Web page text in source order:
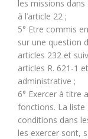
les missions
à l’article 22 ;
5° Etre commis
sur une question
articles 232 et
articles R. 621-1
administrative ;
6° Exercer à titre
fonctions. La liste
conditions dans
les exercer sont,